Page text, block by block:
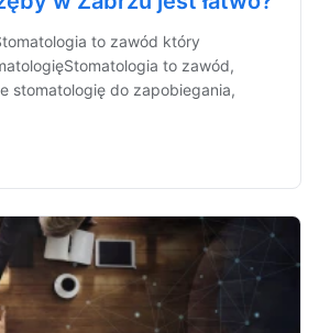
to zawód który
to zawód,
stomatologię do zapobiegania,